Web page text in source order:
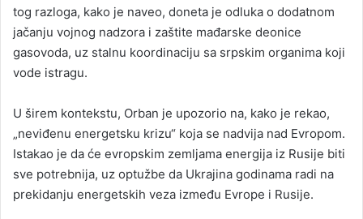
tog razloga, kako je naveo, doneta je odluka o dodatnom
jačanju vojnog nadzora i zaštite mađarske deonice
gasovoda, uz stalnu koordinaciju sa srpskim organima koji
vode istragu.
U širem kontekstu, Orban je upozorio na, kako je rekao,
„neviđenu energetsku krizu“ koja se nadvija nad Evropom.
Istakao je da će evropskim zemljama energija iz Rusije biti
sve potrebnija, uz optužbe da Ukrajina godinama radi na
prekidanju energetskih veza između Evrope i Rusije.